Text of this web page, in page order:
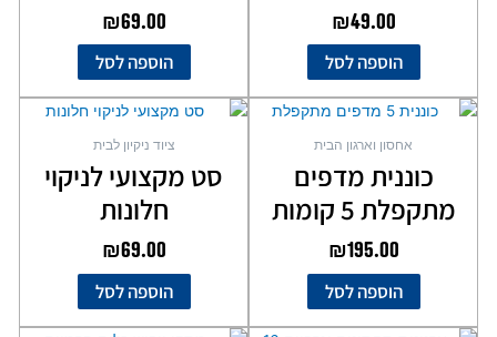
₪49.00
הוספה לסל
₪69.00
הוספה לסל
אחסון וארגון הבית
כוננית מדפים
מתקפלת 5 קומות
₪195.00
הוספה לסל
ציוד ניקיון לבית
סט מקצועי לניקוי
חלונות
₪69.00
הוספה לסל